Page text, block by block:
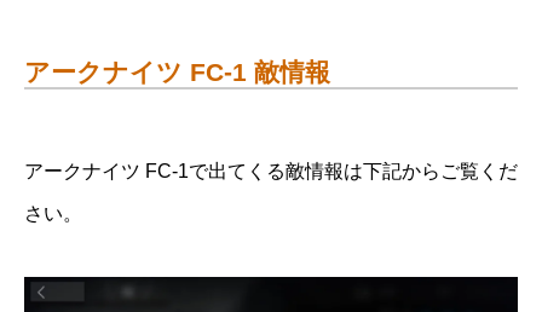
アークナイツ FC-1 敵情報
アークナイツ FC-1で出てくる敵情報は下記からご覧くだ
さい。